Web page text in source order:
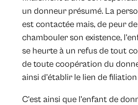
un donneur présumé. La
est contactée mais, de peur
chambouler son existence,
se heurte à un refus de tout
de toute coopération du
ainsi d’établir le lien de
C’est ainsi que l'enfant de